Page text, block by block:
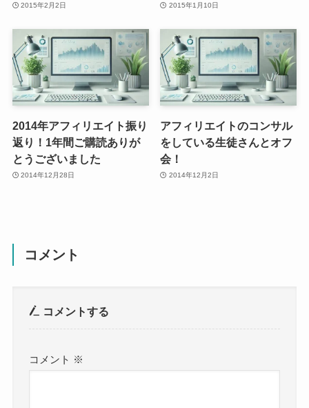
2015年2月2日 2015年1月10日
2014年アフィリエイト振り
返り！1年間ご購読ありが
とうございました
2014年12月28日
アフィリエイトのコンサル
をしている生徒さんとオフ
会！
2014年12月2日
コメント
コメントする
コメント ※